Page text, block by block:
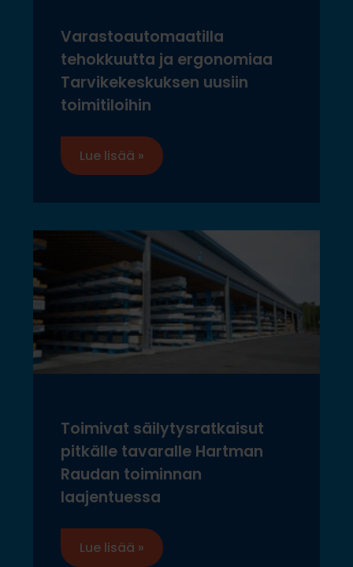
Varastoautomaatilla
tehokkuutta ja ergonomiaa
Tarvikekeskuksen uusiin
toimitiloihin
Lue lisää »
Toimivat säilytysratkaisut
pitkälle tavaralle Hartman
Raudan toiminnan
laajentuessa
Lue lisää »